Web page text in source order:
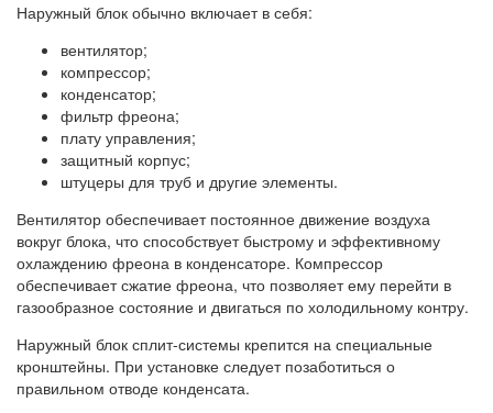
Наружный блок обычно включает в себя:
вентилятор;
компрессор;
конденсатор;
фильтр фреона;
плату управления;
защитный корпус;
штуцеры для труб и другие элементы.
Вентилятор обеспечивает постоянное движение воздуха
вокруг блока, что способствует быстрому и эффективному
охлаждению фреона в конденсаторе. Компрессор
обеспечивает сжатие фреона, что позволяет ему перейти в
газообразное состояние и двигаться по холодильному контру.
Наружный блок сплит-системы крепится на специальные
кронштейны. При установке следует позаботиться о
правильном отводе конденсата.